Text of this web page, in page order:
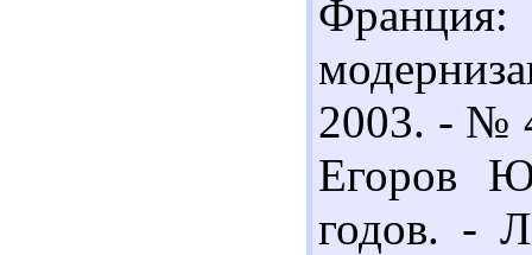
2003. - №
Егоров
годов. -